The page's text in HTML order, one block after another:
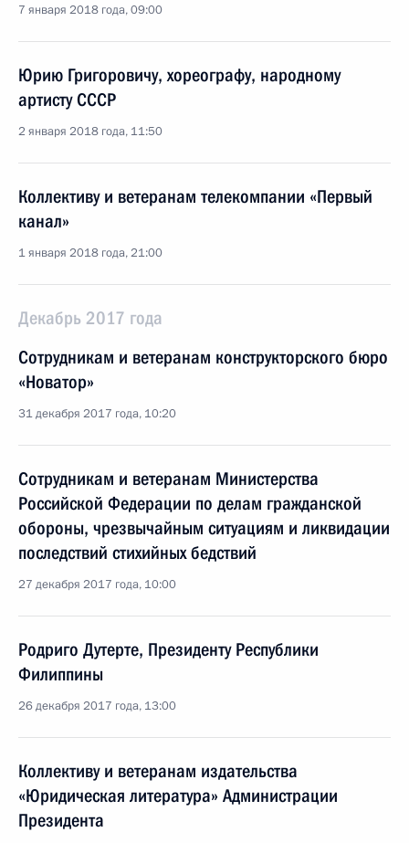
7 января 2018 года, 09:00
Юрию Григоровичу, хореографу, народному
артисту СССР
2 января 2018 года, 11:50
Коллективу и ветеранам телекомпании «Первый
канал»
1 января 2018 года, 21:00
Декабрь 2017 года
Сотрудникам и ветеранам конструкторского бюро
«Новатор»
31 декабря 2017 года, 10:20
Сотрудникам и ветеранам Министерства
Российской Федерации по делам гражданской
обороны, чрезвычайным ситуациям и ликвидации
последствий стихийных бедствий
27 декабря 2017 года, 10:00
Родриго Дутерте, Президенту Республики
Филиппины
26 декабря 2017 года, 13:00
Коллективу и ветеранам издательства
«Юридическая литература» Администрации
Президента